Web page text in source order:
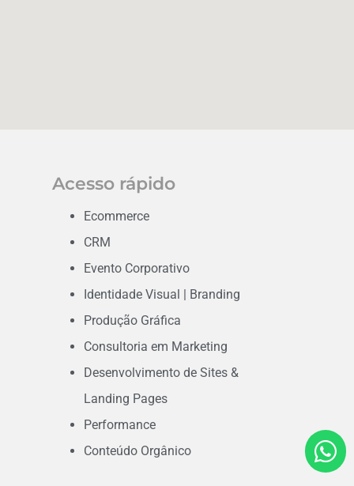
Acesso rápido
Ecommerce
CRM
Evento Corporativo
Identidade Visual | Branding
Produção Gráfica
Consultoria em Marketing
Desenvolvimento de Sites &
Landing Pages
Performance
Conteúdo Orgânico